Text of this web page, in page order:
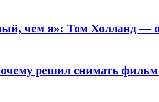
чем я»: Том Холланд —
решил снимать